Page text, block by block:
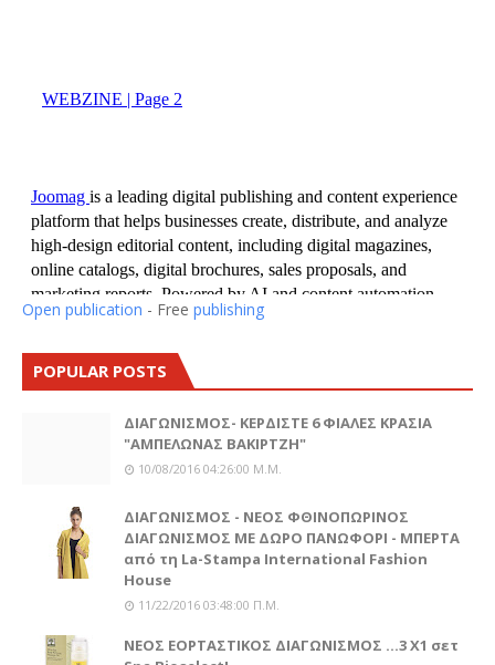
Open publication - Free publishing
POPULAR POSTS
ΔΙΑΓΩΝΙΣΜΟΣ- ΚΕΡΔΙΣΤΕ 6 ΦΙΑΛΕΣ ΚΡΑΣΙΑ
"ΑΜΠΕΛΩΝΑΣ ΒΑΚΙΡΤΖΗ"
10/08/2016 04:26:00 Μ.μ.
ΔΙΑΓΩΝΙΣΜΟΣ - ΝΕΟΣ ΦΘΙΝΟΠΩΡΙΝΟΣ
ΔΙΑΓΩΝΙΣΜΟΣ ΜΕ ΔΩΡΟ ΠΑΝΩΦΟΡΙ - ΜΠΕΡΤΑ
από τη La-Stampa International Fashion
House
11/22/2016 03:48:00 Π.μ.
ΝΕΟΣ ΕΟΡΤΑΣΤΙΚΟΣ ΔΙΑΓΩΝΙΣΜΟΣ ...3 Χ1 σετ